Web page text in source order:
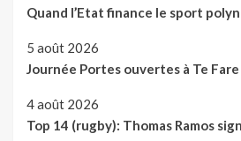
Quand l’Etat finance le sport
5 août 2026
Journée Portes ouvertes à Te
4 août 2026
Top 14 (rugby): Thomas Ramos